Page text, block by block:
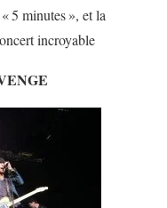
5 minutes», et la
incroyable